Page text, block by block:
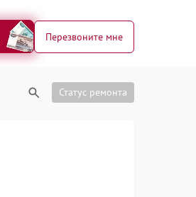
Перезвоните мне
Статус ремонта